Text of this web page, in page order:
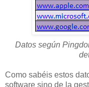
Datos según
Como sabéis estos
software sino de la